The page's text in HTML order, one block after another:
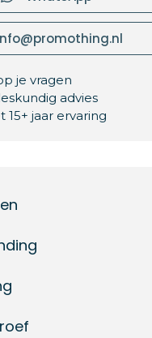
je vragen
advies
15+ jaar ervaring